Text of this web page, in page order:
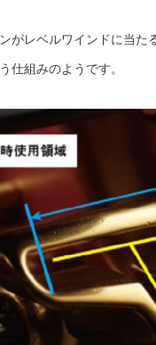
がレベルワインドに当た
仕組みのようです。